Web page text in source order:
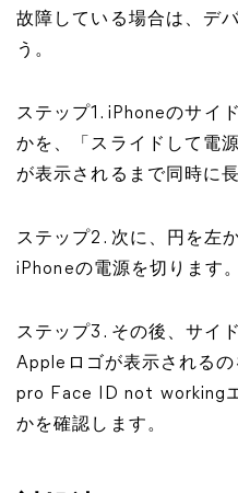
故障している場合は、デ
う。
ステップ1. iPhoneのサイ
かを、「スライドして電
が表示されるまで同時に
ステップ2. 次に、円を左
iPhoneの電源を切ります。
ステップ3. その後、サイ
Appleロゴが表示される
pro Face ID not working
かを確認します。